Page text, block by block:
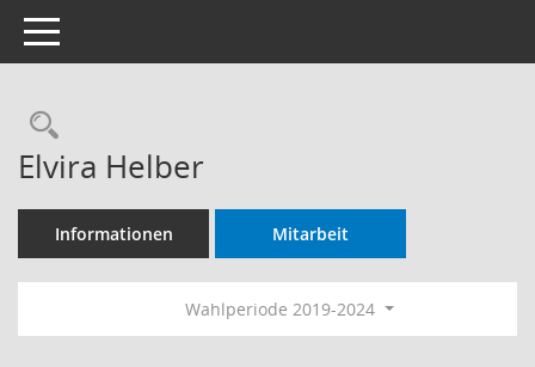
Toggle navigation
Rechercheauswahl
Elvira Helber
Informationen Mitarbeit
Wahlperiode 2019-2024